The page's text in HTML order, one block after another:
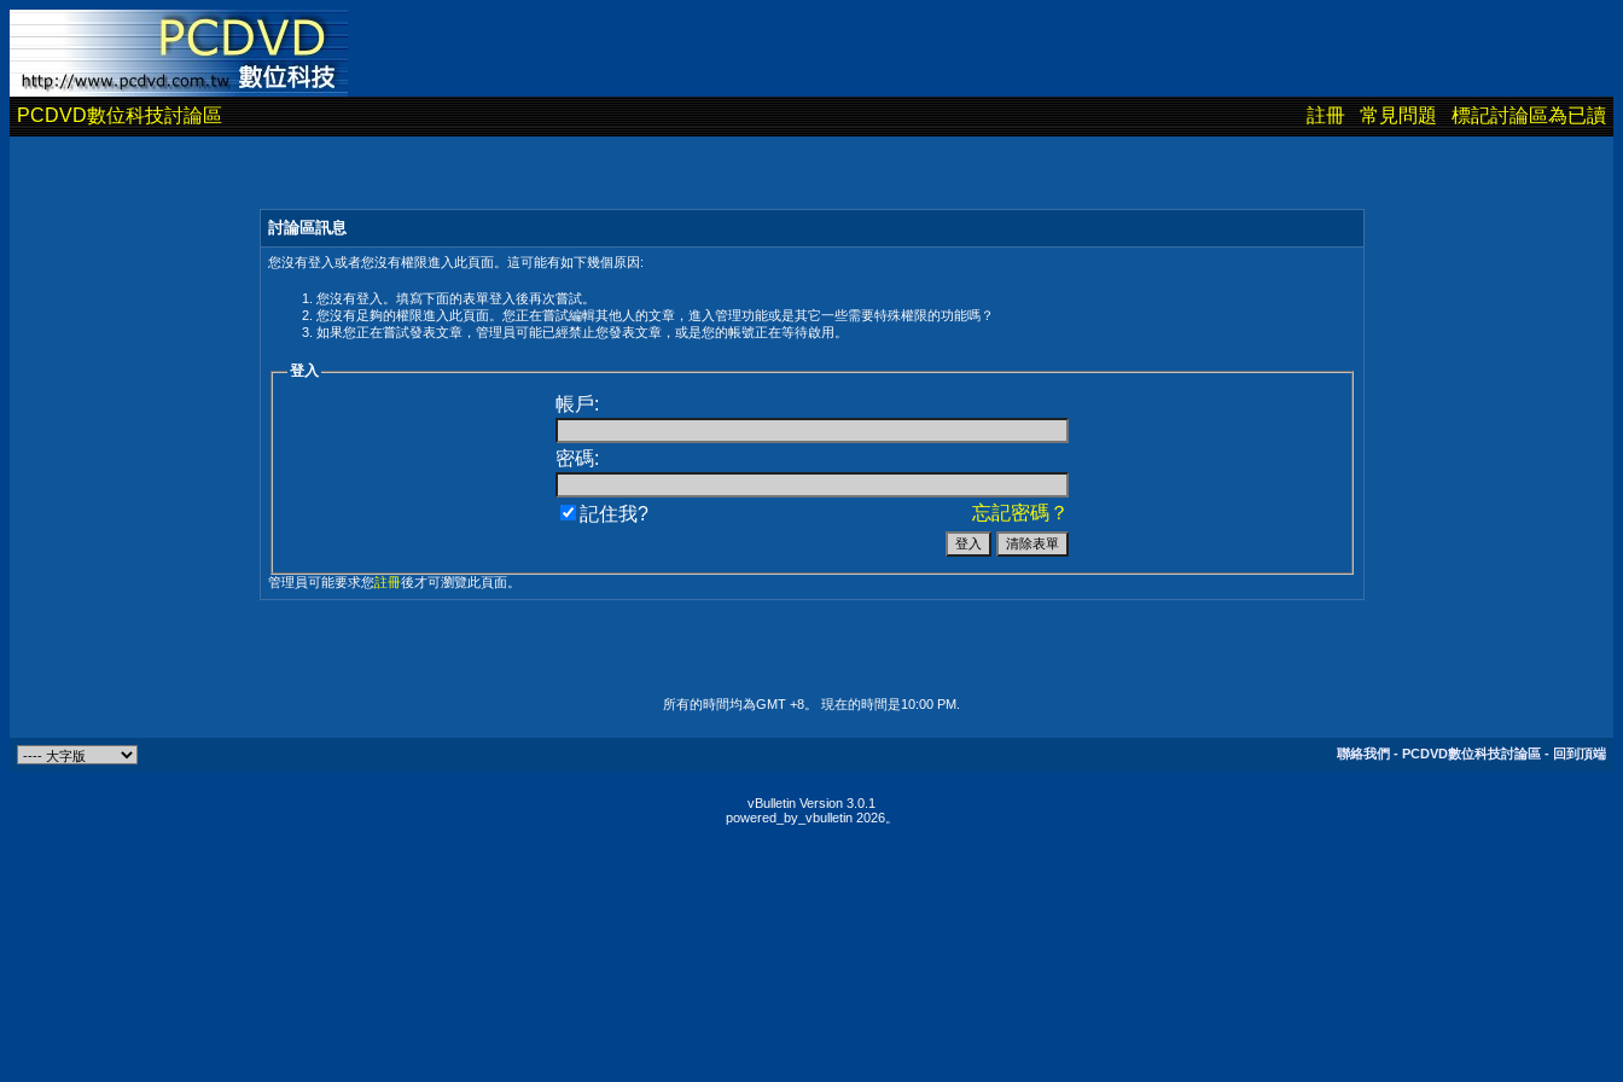
PCDVD數位科技討論區 註冊 常見問題 標記討論區為已讀
討論區訊息
您沒有登入或者您沒有權限進入此頁面。這可能有如下幾個原因:
您沒有登入。填寫下面的表單登入後再次嘗試。
您沒有足夠的權限進入此頁面。您正在嘗試編輯其他人的文章，進入管理功能或是其它一些需要特殊權限的功能嗎？
如果您正在嘗試發表文章，管理員可能已經禁止您發表文章，或是您的帳號正在等待啟用。
登入
帳戶:
密碼:
忘記密碼？
記住我?
管理員可能要求您註冊後才可瀏覽此頁面。
所有的時間均為GMT +8。 現在的時間是10:00 PM
聯絡我們 - PCDVD數位科技討論區 - 回到頂端
vBulletin Version 3.0.1
powered_by_vbulletin 2026。